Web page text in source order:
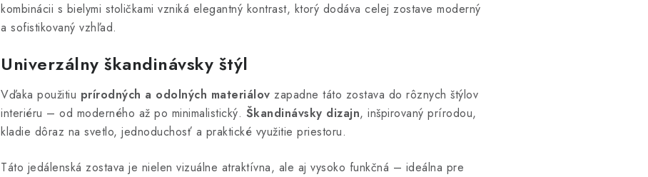
kombinácii s bielymi stoličkami vzniká elegantný kontrast, ktorý dodáva celej zostave moderný
a sofistikovaný vzhľad.
Univerzálny škandinávsky štýl
Vďaka použitiu prírodných a odolných materiálov zapadne táto zostava do rôznych štýlov
interiéru – od moderného až po minimalistický. Škandinávsky dizajn, inšpirovaný prírodou,
kladie dôraz na svetlo, jednoduchosť a praktické využitie priestoru.
Táto jedálenská zostava je nielen vizuálne atraktívna, ale aj vysoko funkčná – ideálna pre